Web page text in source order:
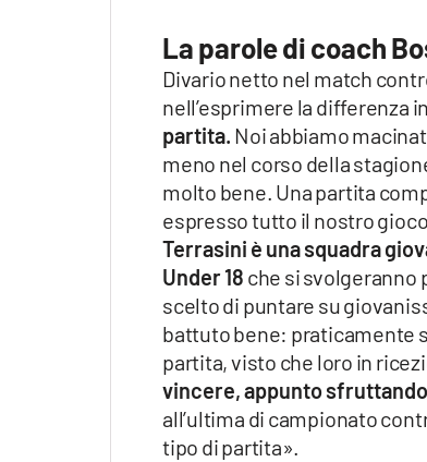
La parole di coach
Divario netto nel match
nell’esprimere la differenza
partita. Noi abbiamo
meno nel corso della
molto bene. Una partita
espresso tutto il nostro
Terrasini è una squadra
Under 18 che si svolgeranno
scelto di puntare su
battuto bene: praticamente
partita, visto che loro in
vincere, appunto
all’ultima di campionato
tipo di partita».